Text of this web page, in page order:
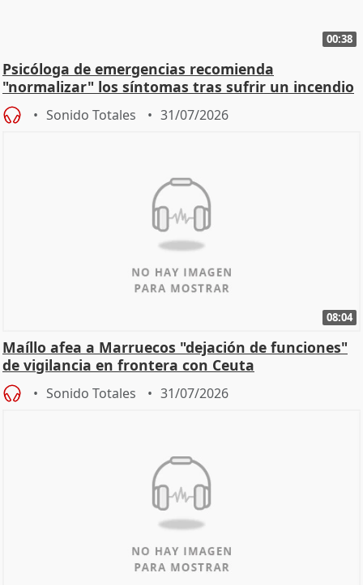
00:38
Psicóloga de emergencias recomienda
"normalizar" los síntomas tras sufrir un incendio
Sonido Totales 31/07/2026
08:04
Maíllo afea a Marruecos "dejación de funciones"
de vigilancia en frontera con Ceuta
Sonido Totales 31/07/2026